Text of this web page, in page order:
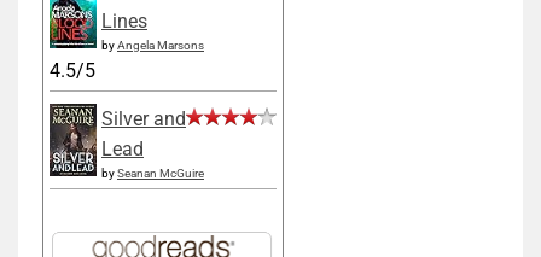
Lines
byAngela Marsons
4.5/5
Silver and
Lead
bySeanan McGuire